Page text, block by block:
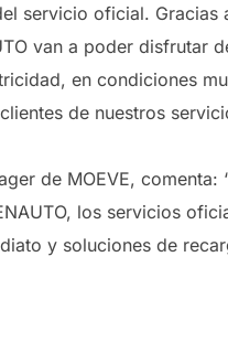
servicio oficial. Gracias
van a poder
en condiciones
de nuestros
de MOEVE,
los servicios
y soluciones de